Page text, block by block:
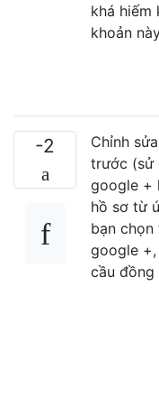
khá
khoản
-2
Chỉnh
trước (sử
google +
hồ sơ từ
bạn chọn
google
cầu